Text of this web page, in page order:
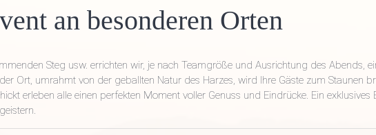
an besonderen Orten
Steg usw. errichten wir, je nach Teamgröße und Ausrichtung des Abends,
Ort, umrahmt von der geballten Natur des Harzes, wird Ihre Gäste zum Staunen
erleben alle einen perfekten Moment voller Genuss und Eindrücke. Ein exklusives